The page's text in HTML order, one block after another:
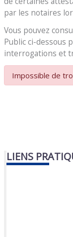
par les notaires
Vous pouvez
Public ci-dessous
interrogations et
Impossible de
LIENS